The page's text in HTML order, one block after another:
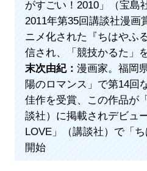
がすごい！2010」（宝島
2011年第35回講談社漫画
ニメ化された『ちはやふ
信され、「競技かるた」
末次由紀： 漫画家。福岡
陽のロマンス」で第14回
佳作を受賞、この作品が
談社）に掲載されデビュ
LOVE」（講談社）で「
開始